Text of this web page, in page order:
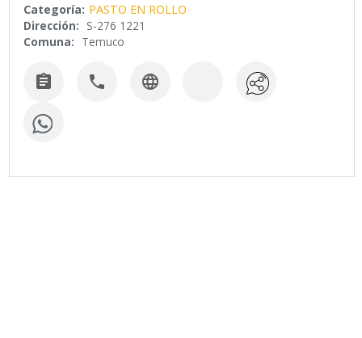
Categoría: PASTO EN ROLLO
Dirección: S-276 1221
Comuna: Temuco
  